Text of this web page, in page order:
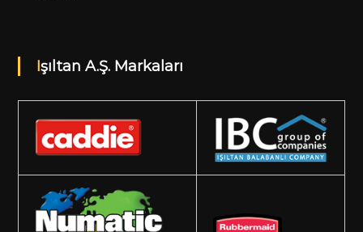
Işıltan A.Ş. Markaları